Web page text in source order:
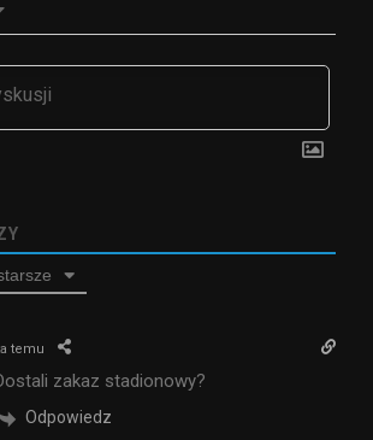
temu
zakaz stadionowy?
Odpowiedz